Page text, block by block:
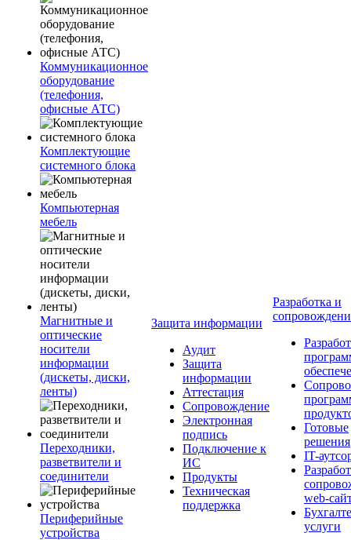
Коммуникационное
оборудование
(телефония,
офисные АТС)
Комплектующие
системного блока
Компьютерная
мебель
Магнитные и
оптические
носители
информации
(дискеты, диски,
ленты)
Переходники,
разветвители и
соединители
Периферийные
устройства
Защита информации
Аудит
Защита
информации
Аттестация
Сопровождение
Электронная
подпись
Подключение к
ИС
Продукты
Техническая
поддержка
Разработка и
Готовые
решения
IT-
web-
услуги